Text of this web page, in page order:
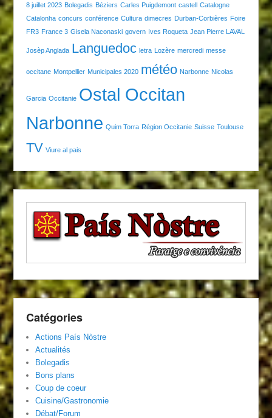
8 juillet 2023 Bolegadis Béziers Carles Puigdemont castell Catalogne
Catalonha concurs conférence Cultura dimecres Durban-Corbières Foire
FR3 France 3 Gisela Naconaski govern Ives Roqueta Jean Pierre LAVAL
Josèp Anglada Languedoc letra Lozère mercredi messe
occitane Montpellier Municipales 2020 météo Narbonne Nicolas
Garcia Occitanie Ostal Occitan
Narbonne Quim Torra Région Occitanie Suisse Toulouse
TV Viure al pais
Catégories
Actions País Nòstre
Actualités
Bolegadis
Bons plans
Coup de coeur
Cuisine/Gastronomie
Débat/Forum